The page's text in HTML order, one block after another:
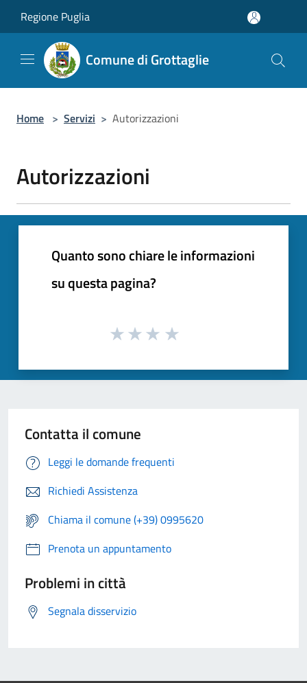
Regione Puglia
Comune di Grottaglie
Home > Servizi > Autorizzazioni
Autorizzazioni
Quanto sono chiare le informazioni
su questa pagina?
Contatta il comune
Leggi le domande frequenti
Richiedi Assistenza
Chiama il comune (+39) 0995620
Prenota un appuntamento
Problemi in città
Segnala disservizio